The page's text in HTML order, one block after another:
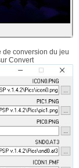
de conversion du jeu
Convert